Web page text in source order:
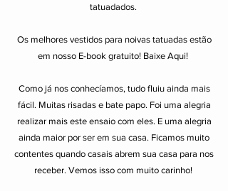
tatuadados.
Os melhores vestidos para noivas tatuadas estão
em nosso E-book gratuito! Baixe Aqui!
Como já nos conhecíamos, tudo fluiu ainda mais
fácil. Muitas risadas e bate papo. Foi uma alegria
realizar mais este ensaio com eles. E uma alegria
ainda maior por ser em sua casa. Ficamos muito
contentes quando casais abrem sua casa para nos
receber. Vemos isso com muito carinho!